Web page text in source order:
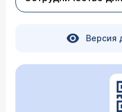
Версия